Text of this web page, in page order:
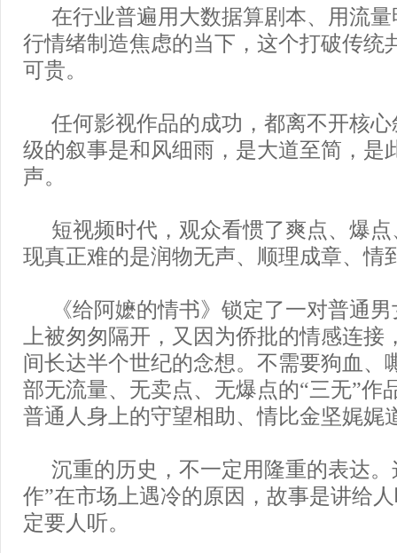
在行业普遍用大数据算剧本、用流
行情绪制造焦虑的当下，这个打破传统
可贵。
任何影视作品的成功，都离不开核
级的叙事是和风细雨，是大道至简，是
声。
短视频时代，观众看惯了爽点、爆
现真正难的是润物无声、顺理成章、情
《给阿嬷的情书》锁定了一对普通
上被匆匆隔开，又因为侨批的情感连接
间长达半个世纪的念想。不需要狗血、
部无流量、无卖点、无爆点的“三无”作
普通人身上的守望相助、情比金坚娓娓
沉重的历史，不一定用隆重的表达
作”在市场上遇冷的原因，故事是讲给
定要人听。